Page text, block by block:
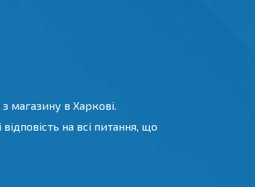
магазину в Харкові.
на всі питання, що